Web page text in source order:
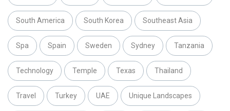
South America South Korea Southeast Asia
Spa Spain Sweden Sydney Tanzania
Technology Temple Texas Thailand
Travel Turkey UAE Unique Landscapes